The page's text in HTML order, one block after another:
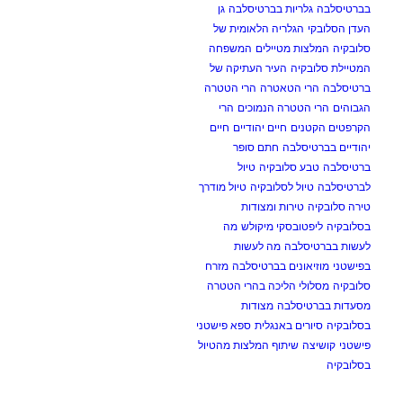
בברטיסלבה גלריות בברטיסלבה גן
העדן הסלובקי הגלריה הלאומית של
סלובקיה המלצות מטיילים המשפחה
המטיילת סלובקיה העיר העתיקה של
ברטיסלבה הרי הטאטרה הרי הטטרה
הגבוהים הרי הטטרה הנמוכים הרי
הקרפטים הקטנים חיים יהודיים חיים
יהודיים בברטיסלבה חתם סופר
ברטיסלבה טבע סלובקיה טיול
לברטיסלבה טיול לסלובקיה טיול מודרך
טירה סלובקיה טירות ומצודות
בסלובקיה ליפטובסקי מיקולש מה
לעשות בברטיסלבה מה לעשות
בפישטני מוזיאונים בברטיסלבה מזרח
סלובקיה מסלולי הליכה בהרי הטטרה
מסעדות בברטיסלבה מצודות
בסלובקיה סיורים באנגלית ספא פישטני
פישטני קושיצה שיתוף המלצות מהטיול
בסלובקיה